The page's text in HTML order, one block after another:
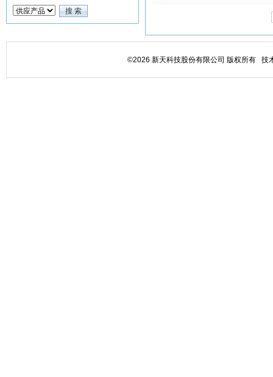
©2026 新天科技股份有限公司 版权所有 技